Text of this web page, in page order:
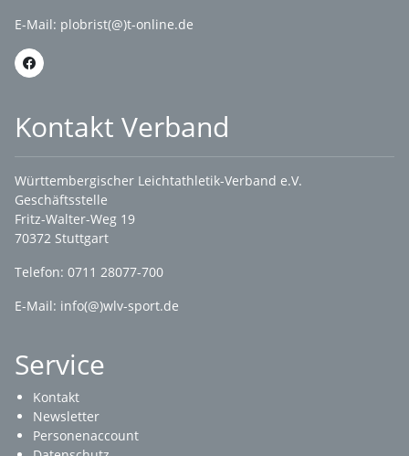
E-Mail: plobrist(@)t-online.de
Kontakt Verband
Württembergischer Leichtathletik-Verband e.V.
Geschäftsstelle
Fritz-Walter-Weg 19
70372 Stuttgart
Telefon: 0711 28077-700
E-Mail: info(@)wlv-sport.de
Service
Kontakt
Newsletter
Personenaccount